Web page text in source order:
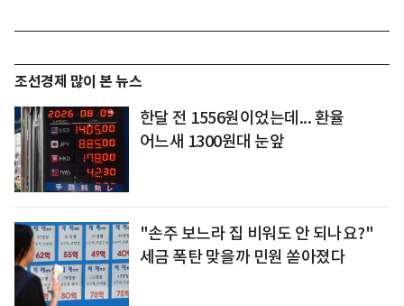
조선경제 많이 본 뉴스
한달 전 1556원이었는데... 환율
어느새 1300원대 눈앞
"손주 보느라 집 비워도 안 되나요?"
세금 폭탄 맞을까 민원 쏟아졌다